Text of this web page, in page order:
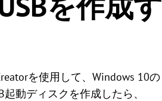
を使用して、Windows 10の
動ディスクを作成したら、